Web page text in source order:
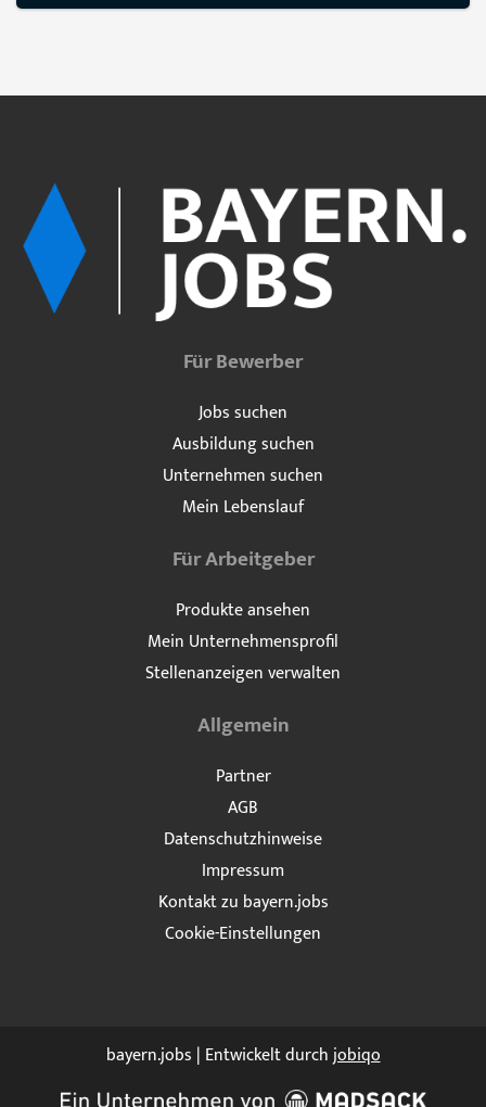
Für Bewerber
Jobs suchen
Ausbildung suchen
Unternehmen suchen
Mein Lebenslauf
Für Arbeitgeber
Produkte ansehen
Mein Unternehmensprofil
Stellenanzeigen verwalten
Allgemein
Partner
AGB
Datenschutzhinweise
Impressum
Kontakt zu bayern.jobs
Cookie-Einstellungen
bayern.jobs | Entwickelt durchjobiqo